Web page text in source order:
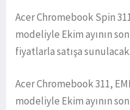
Acer Chromebook Spin
modeliyle Ekim ayının
fiyatlarla satışa
Acer Chromebook 311,
modeliyle Ekim ayının